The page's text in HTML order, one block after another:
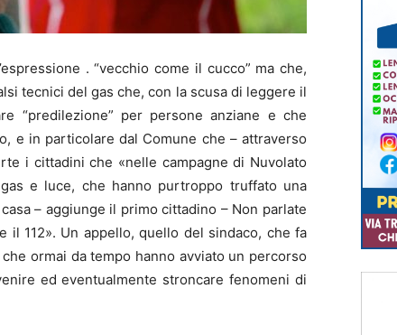
. “vecchio come il cucco” ma che,
tecnici del gas che, con la scusa di leggere il
“predilezione” per persone anziane e che
e in particolare dal Comune che – attraverso
i cittadini che «nelle campagne di Nuvolato
e luce, che hanno purtroppo truffato una
– aggiunge il primo cittadino – Non parlate
112». Un appello, quello del sindaco, che fa
ormai da tempo hanno avviato un percorso
ed eventualmente stroncare fenomeni di